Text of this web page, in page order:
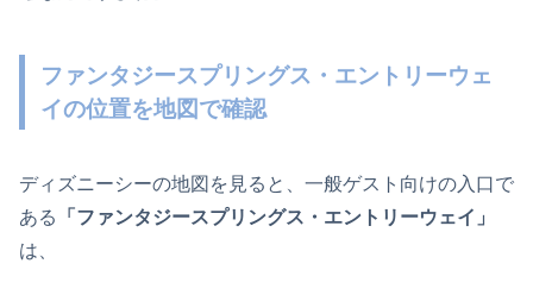
ファンタジースプリングス・エントリーウェ
イの位置を地図で確認
ディズニーシーの地図を見ると、一般ゲスト向けの入口で
ある
「ファンタジースプリングス・エントリーウェイ」
は、